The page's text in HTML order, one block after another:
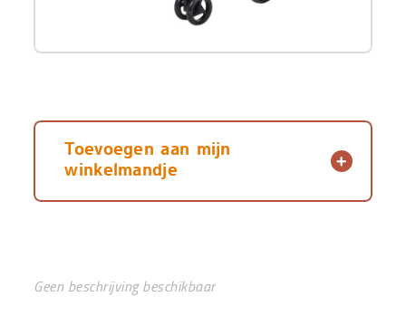
winkelkarretje
Toevoegen aan mijn
winkelmandje
Geen beschrijving beschikbaar